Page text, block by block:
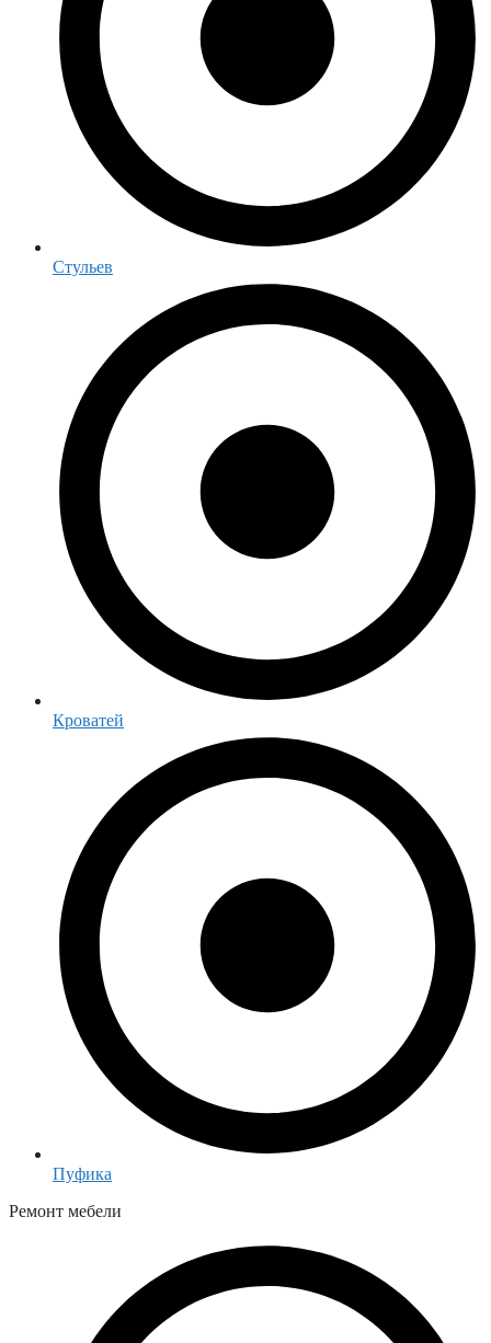
Стульев
Кроватей
Пуфика
Ремонт мебели